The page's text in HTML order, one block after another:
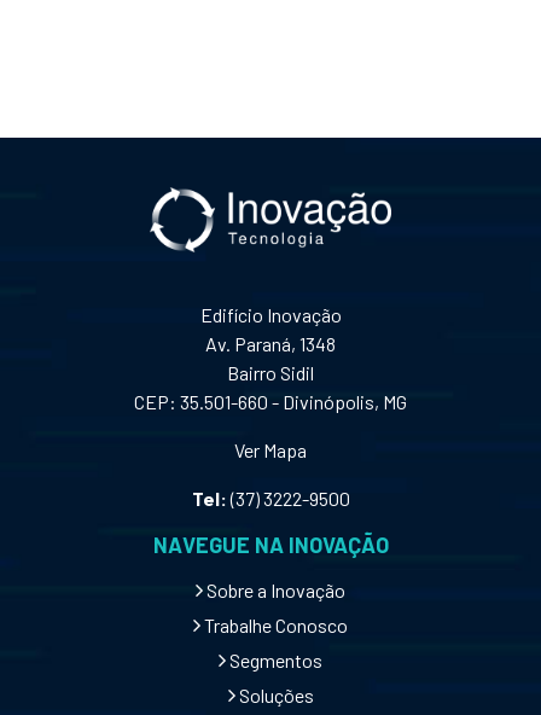
Edifício Inovação
Av. Paraná, 1348
Bairro Sidil
CEP: 35.501-660 - Divinópolis, MG
Ver Mapa
Tel:(37) 3222-9500
NAVEGUE NA INOVAÇÃO
Sobre a Inovação
Trabalhe Conosco
Segmentos
Soluções